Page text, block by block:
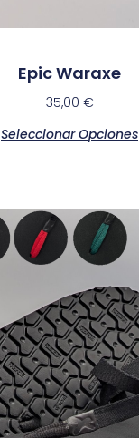
Epic Waraxe
35,00 €
Seleccionar Opciones